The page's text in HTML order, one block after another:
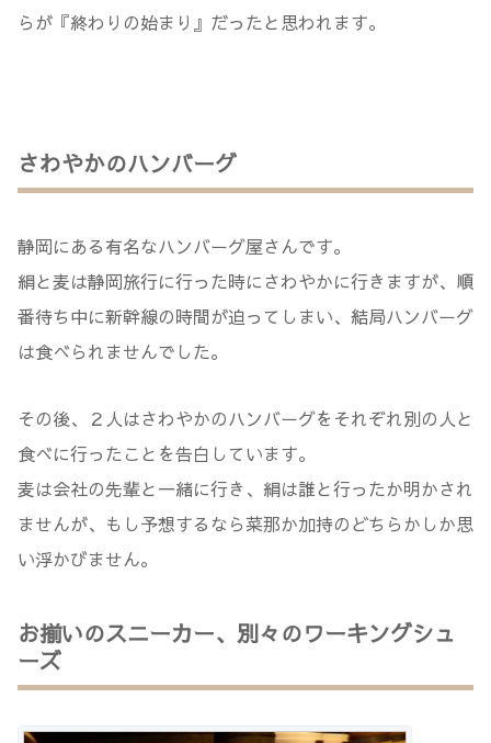
らが『終わりの始まり』だったと思われます。
さわやかのハンバーグ
静岡にある有名なハンバーグ屋さんです。
絹と麦は静岡旅行に行った時にさわやかに行きますが、順
番待ち中に新幹線の時間が迫ってしまい、結局ハンバーグ
は食べられませんでした。
その後、２人はさわやかのハンバーグをそれぞれ別の人と
食べに行ったことを告白しています。
麦は会社の先輩と一緒に行き、絹は誰と行ったか明かされ
ませんが、もし予想するなら菜那か加持のどちらかしか思
い浮かびません。
お揃いのスニーカー、別々のワーキングシュ
ーズ